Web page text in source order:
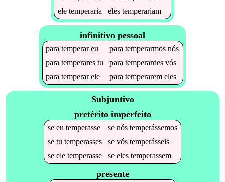
ele temperaria eles temperariam
infinitivo pessoal
paratemperareu paratemperarmos nós
paratemperares tu paratemperardes vós
paratemperarele paratemperarem eles
Subjuntivo
pretérito imperfeito
se eu temperasse se nós temperássemos
se tu temperasses se vós temperásseis
se ele temperasse se eles temperassem
presente